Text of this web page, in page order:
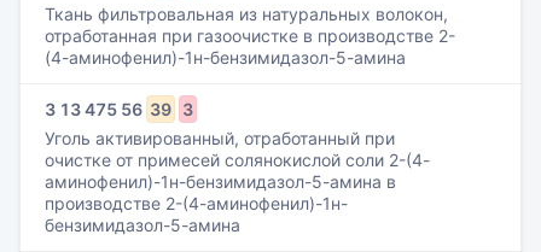
Ткань фильтровальная из натуральных волокон,
отработанная при газоочистке в производстве 2-
(4-аминофенил)-1н-бензимидазол-5-амина
3 13475 56 39 3
Уголь активированный, отработанный при
очистке от примесей солянокислой соли 2-(4-
аминофенил)-1н-бензимидазол-5-амина в
производстве 2-(4-аминофенил)-1н-
бензимидазол-5-амина